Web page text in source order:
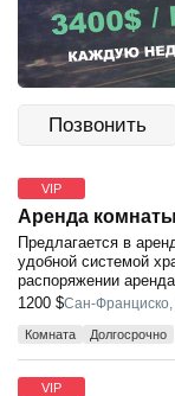
Позвонить
VIP
Аренда
Предлагается в
удобной системой
распоряжении
1200 $Сан-
Комната Долгосрочно
VIP